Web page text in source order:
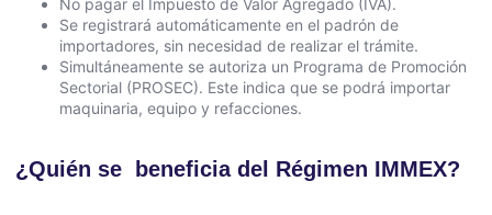
Se registrará automáticamente en el padrón de
importadores, sin necesidad de realizar el trámite.
Simultáneamente se autoriza un Programa de Promoción
Sectorial (PROSEC). Este indica que se podrá importar
maquinaria, equipo y refacciones.
¿Quién se beneficia del Régimen IMMEX?